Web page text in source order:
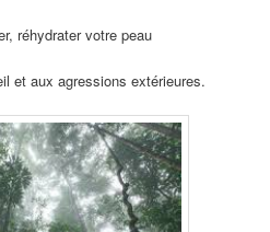
réhydrater votre peau
et aux agressions extérieures.